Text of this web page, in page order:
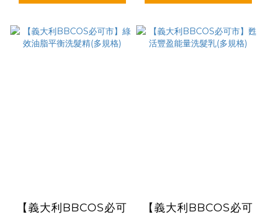
【義大利BBCOS必可
【義大利BBCOS必可